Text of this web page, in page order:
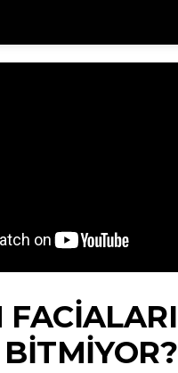
FACİALARI